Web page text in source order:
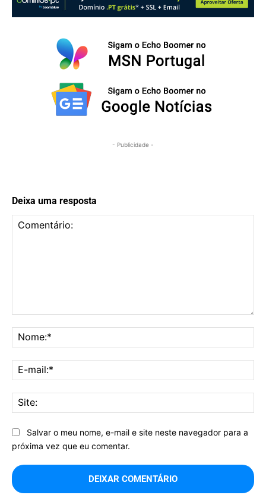
- Publicidade -
Deixa uma resposta
Salvar o meu nome, e-mail e site neste navegador para a
próxima vez que eu comentar.